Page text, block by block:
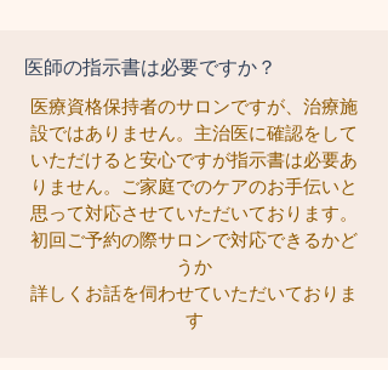
医師の指示書は必要ですか？
医療資格保持者のサロンですが、治療施
設ではありません。主治医に確認をして
いただけると安心ですが指示書は必要あ
りません。ご家庭でのケアのお手伝いと
思って対応させていただいております。
初回ご予約の際サロンで対応できるかど
うか
詳しくお話を伺わせていただいておりま
す